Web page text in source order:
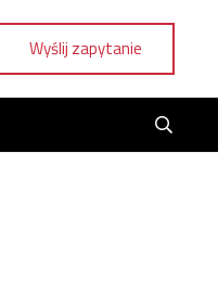
Wyślij zapytanie